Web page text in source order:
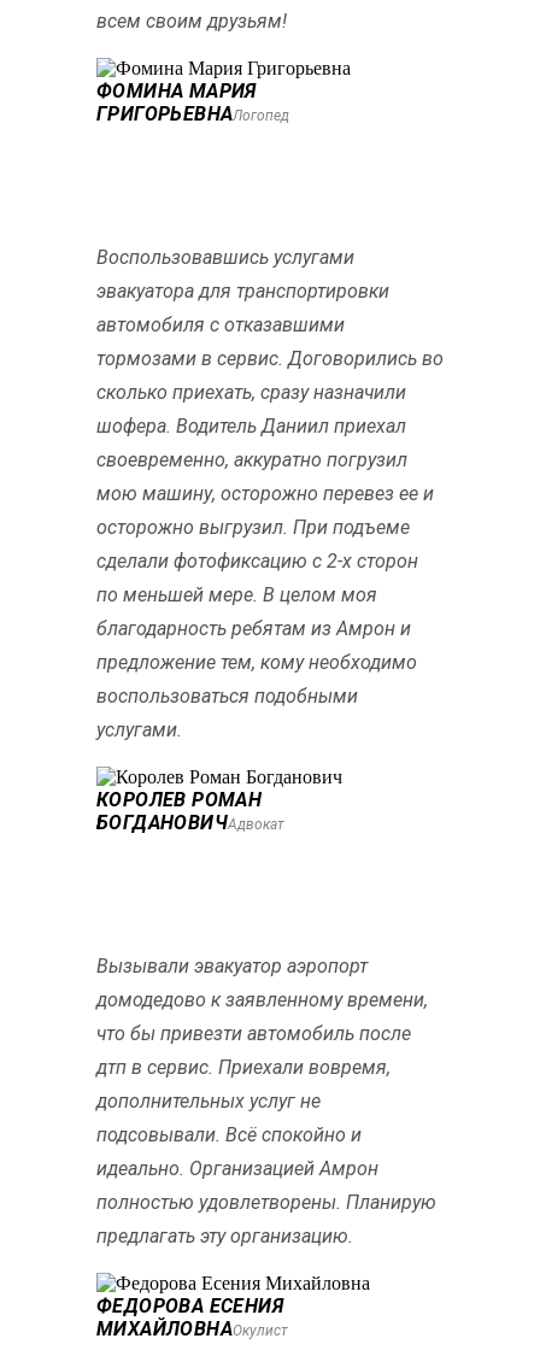
всем своим друзьям!
ФОМИНА МАРИЯ
ГРИГОРЬЕВНАЛогопед
Воспользовавшись услугами
эвакуатора для транспортировки
автомобиля с отказавшими
тормозами в сервис. Договорились во
сколько приехать, сразу назначили
шофера. Водитель Даниил приехал
своевременно, аккуратно погрузил
мою машину, осторожно перевез ее и
осторожно выгрузил. При подъеме
сделали фотофиксацию с 2-х сторон
по меньшей мере. В целом моя
благодарность ребятам из Амрон и
предложение тем, кому необходимо
воспользоваться подобными
услугами.
КОРОЛЕВ РОМАН
БОГДАНОВИЧАдвокат
Вызывали эвакуатор аэропорт
домодедово к заявленному времени,
что бы привезти автомобиль после
дтп в сервис. Приехали вовремя,
дополнительных услуг не
подсовывали. Всё спокойно и
идеально. Организацией Амрон
полностью удовлетворены. Планирую
предлагать эту организацию.
ФЕДОРОВА ЕСЕНИЯ
МИХАЙЛОВНАОкулист